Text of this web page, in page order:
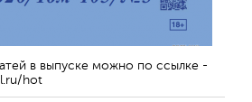
в выпуске можно по ссылке -
hot